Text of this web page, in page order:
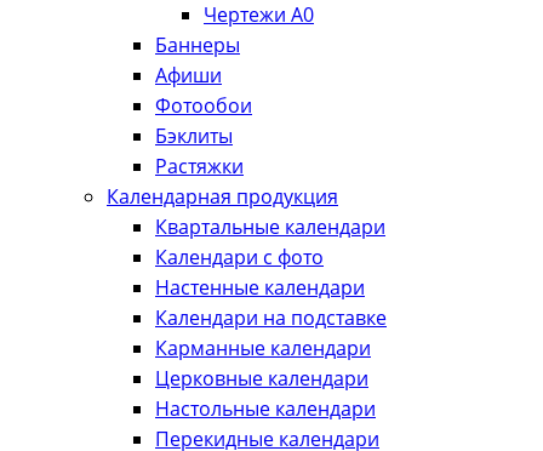
Чертежи А0
Баннеры
Афиши
Фотообои
Бэклиты
Растяжки
Календарная продукция
Квартальные календари
Календари с фото
Настенные календари
Календари на подставке
Карманные календари
Церковные календари
Настольные календари
Перекидные календари